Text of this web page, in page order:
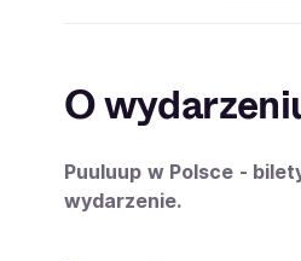
O
Puuluup w Polsce -
wydarzenie.